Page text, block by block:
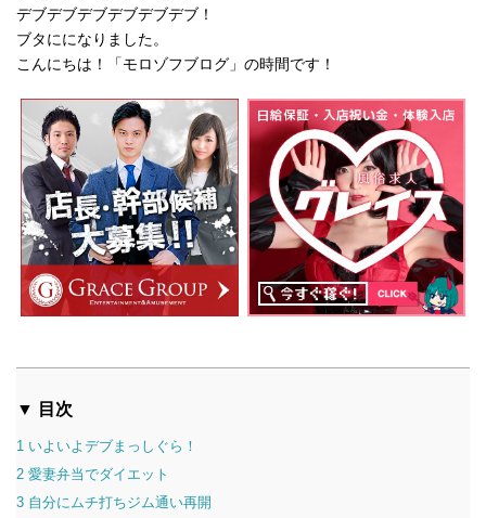
デブデブデブデブデブデブ！
ブタにになりました。
こんにちは！「モロゾフブログ」の時間です！
▼ 目次
1 いよいよデブまっしぐら！
2 愛妻弁当でダイエット
3 自分にムチ打ちジム通い再開